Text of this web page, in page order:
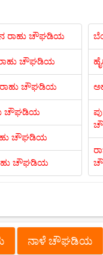
ರಾಹು ಚೌಘಡಿಯ
ರಾಹು ಚೌಘಡಿಯ
ರಾಹು ಚೌಘಡಿಯ
ಚೌಘಡಿಯ
ಚೌಘಡಿಯ
ಚೌಘಡಿಯ
ನಾಳೆ ಚೌಘಡಿಯ